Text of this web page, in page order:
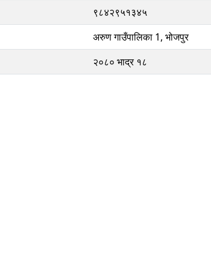
९८४२९५१३४५
अरुण गाउँपालिका 1, भोजपुर
२०८० भाद्र १८